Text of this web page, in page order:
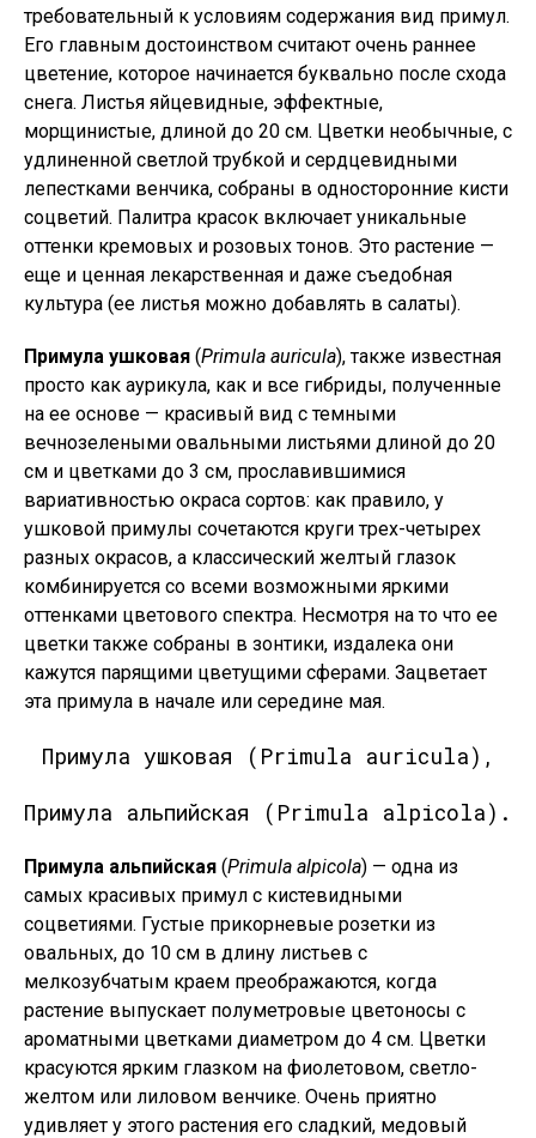
требовательный к условиям содержания вид примул.
Его главным достоинством считают очень раннее
цветение, которое начинается буквально после схода
снега. Листья яйцевидные, эффектные,
морщинистые, длиной до 20 см. Цветки необычные, с
удлиненной светлой трубкой и сердцевидными
лепестками венчика, собраны в односторонние кисти
соцветий. Палитра красок включает уникальные
оттенки кремовых и розовых тонов. Это растение —
еще и ценная лекарственная и даже съедобная
культура (ее листья можно добавлять в салаты).
Примула ушковая (Primula auricula), также известная
просто как аурикула, как и все гибриды, полученные
на ее основе — красивый вид с темными
вечнозелеными овальными листьями длиной до 20
см и цветками до 3 см, прославившимися
вариативностью окраса сортов: как правило, у
ушковой примулы сочетаются круги трех-четырех
разных окрасов, а классический желтый глазок
комбинируется со всеми возможными яркими
оттенками цветового спектра. Несмотря на то что ее
цветки также собраны в зонтики, издалека они
кажутся парящими цветущими сферами. Зацветает
эта примула в начале или середине мая.
Примула ушковая (Primula auricula),
Примула альпийская (Primula alpicola).
Примула альпийская (Primula alpicola) — одна из
самых красивых примул с кистевидными
соцветиями. Густые прикорневые розетки из
овальных, до 10 см в длину листьев с
мелкозубчатым краем преображаются, когда
растение выпускает полуметровые цветоносы с
ароматными цветками диаметром до 4 см. Цветки
красуются ярким глазком на фиолетовом, светло-
желтом или лиловом венчике. Очень приятно
удивляет у этого растения его сладкий, медовый